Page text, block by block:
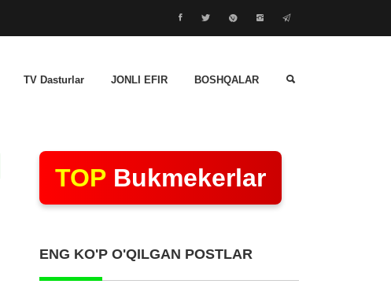
TV Dasturlar JONLI EFIR BOSHQALAR
TOP Bukmekerlar
ENG KO'P O'QILGAN POSTLAR